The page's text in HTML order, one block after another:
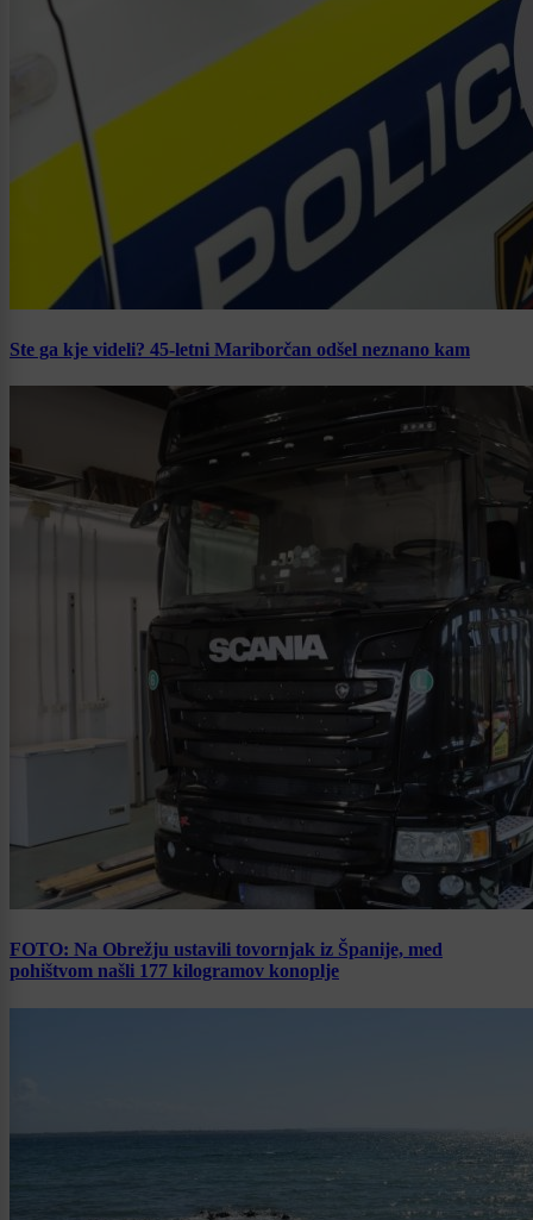
Ste ga kje videli? 45-letni Mariborčan odšel neznano kam
FOTO: Na Obrežju ustavili tovornjak iz Španije, med
pohištvom našli 177 kilogramov konoplje